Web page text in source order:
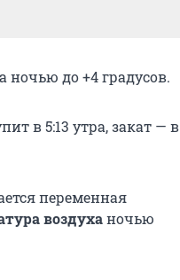
ночью до +4 градусов.
в 5:13 утра, закат — в
переменная
воздуханочью